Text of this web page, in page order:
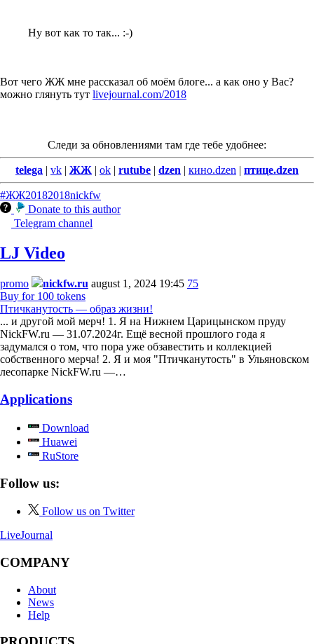
Ну вот как то так... :-)
Вот чего ЖЖ мне рассказал об моём блоге... а как оно у Вас?
можно глянуть тут livejournal.com/2018
Следи за обновлениями там где тебе удобнее:
telega | vk | ЖЖ | ok | rutube | dzen | кино.dzen | птице.dzen
#ЖЖ20182018nickfw
Donate to this author
Telegram channel
LJ Video
promo nickfw.ru august 1, 2024 19:45 75
Buy for 100 tokens
Птичканутость — образ жизни!
... и другой мой мерч! 1. Я на Нижнем Царицынском пруду
NickFW.ru — 31.07.2024г. Ещё весной прошлого года я
задумался о том, что пора уже обзавестить и коллекцией
собственного мерча! 2. Я и моя "Птичканутость" в Ульяновском
лесопарке NickFW.ru —…
Applications
Download
Huawei
RuStore
Follow us:
Follow us on Twitter
LiveJournal
COMPANY
About
News
Help